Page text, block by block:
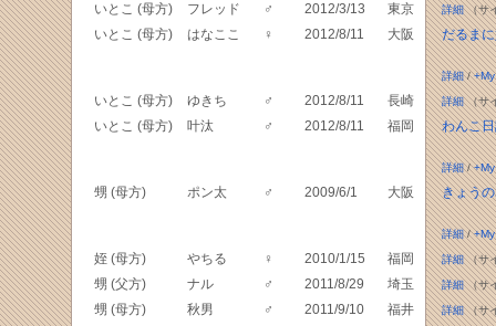
いとこ (母方) フレッド ♂ 2012/3/13 東京 詳細（サ
いとこ (母方) はなここ ♀ 2012/8/11 大阪 だるま
詳細/+My
いとこ (母方) ゆきち ♂ 2012/8/11 長崎 詳細（サ
いとこ (母方) 叶汰 ♂ 2012/8/11 福岡 わんこ
詳細/+My
甥 (母方) ポン太 ♂ 2009/6/1 大阪 きょう
詳細/+My
姪 (母方) やちる ♀ 2010/1/15 福岡 詳細（サ
甥 (父方) ナル ♂ 2011/8/29 埼玉 詳細（サ
甥 (母方) 秋男 ♂ 2011/9/10 福井 詳細（サ